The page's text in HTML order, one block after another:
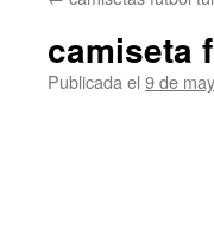
camiseta
Publicada el 9 de